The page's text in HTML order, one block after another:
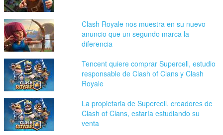
Clash Royale nos muestra en su nuevo
anuncio que un segundo marca la
diferencia
Tencent quiere comprar Supercell, estudio
responsable de Clash of Clans y Clash
Royale
La propietaria de Supercell, creadores de
Clash of Clans, estaría estudiando su
venta